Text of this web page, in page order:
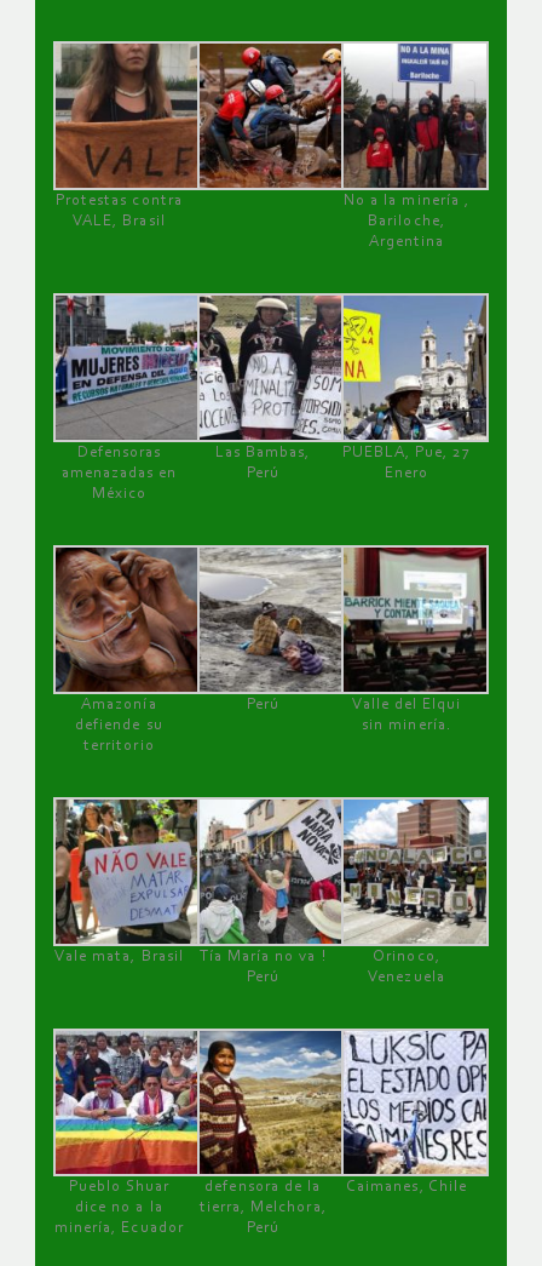
Protestas contra
VALE, Brasil
No a la minería ,
Bariloche,
Argentina
Defensoras
amenazadas en
México
Las Bambas,
Perú
PUEBLA, Pue, 27
Enero
Amazonía
defiende su
territorio
Perú
Valle del Elqui
sin minería.
Vale mata, Brasil
Tía María no va !
Perú
Orinoco,
Venezuela
Pueblo Shuar
dice no a la
minería, Ecuador
defensora de la
tierra, Melchora,
Perú
Caimanes, Chile